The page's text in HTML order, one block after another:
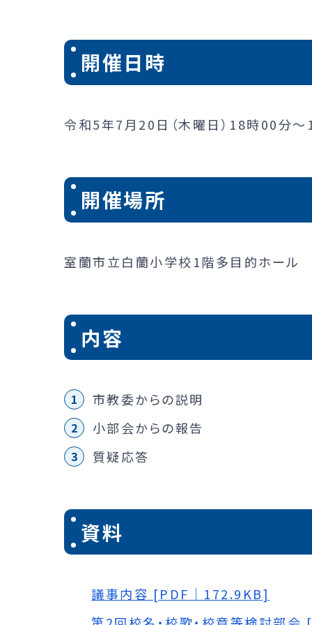
開催日時
令和5年7月20日（木曜日）18時00分
開催場所
室蘭市立白蘭小学校1階多目的ホール
内容
市教委からの説明
小部会からの報告
質疑応答
資料
議事内容 [PDF｜172.9KB]